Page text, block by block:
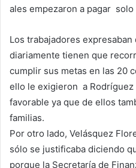
ales empezaron a pagar solo
Los trabajadores
diariamente tienen que
cumplir sus metas en las 20
ello le exigieron a Rodríguez
favorable ya que de ellos
familias.
Por otro lado, Velásquez
sólo se justificaba diciendo
porque la Secretaría de